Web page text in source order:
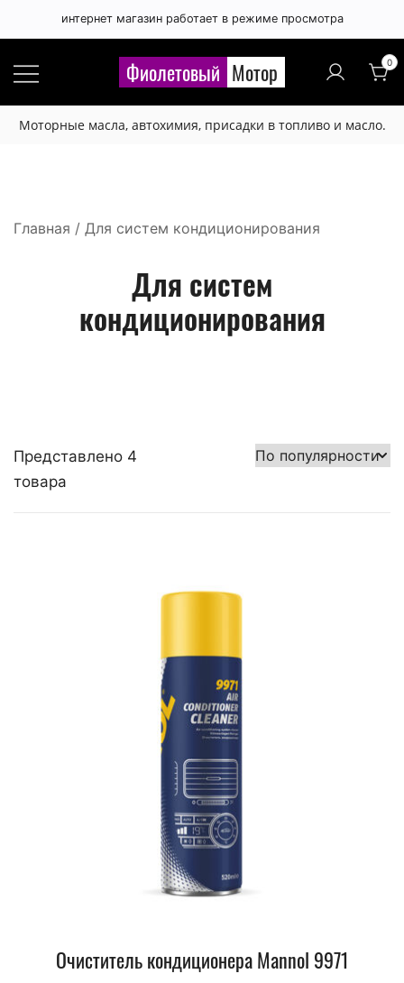
интернет магазин работает в режиме просмотра
Фиолетовый Мотор 0
Моторные масла, автохимия, присадки в топливо и масло.
Главная / Для систем кондиционирования
Для систем
кондиционирования
Представлено 4
товара
Очиститель кондиционера Mannol 9971